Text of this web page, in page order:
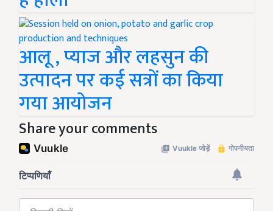
आलू , प्याज और लहसुन की
उत्पादन पर कई सत्रों का किया
गया आयोजन
Share your comments